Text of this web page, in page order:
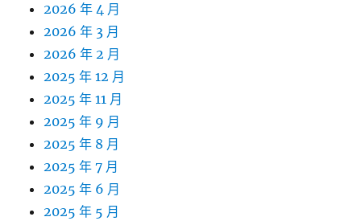
2026 年 4 月
2026 年 3 月
2026 年 2 月
2025 年 12 月
2025 年 11 月
2025 年 9 月
2025 年 8 月
2025 年 7 月
2025 年 6 月
2025 年 5 月